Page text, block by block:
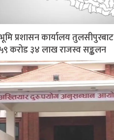
प्रशासन कार्यालय तुलसीपुरबाट
५९ करोड ३४ लाख राजस्व सङ्कलन